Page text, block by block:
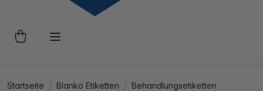
Startseite Blanko Etiketten
Behandlungsetiketten